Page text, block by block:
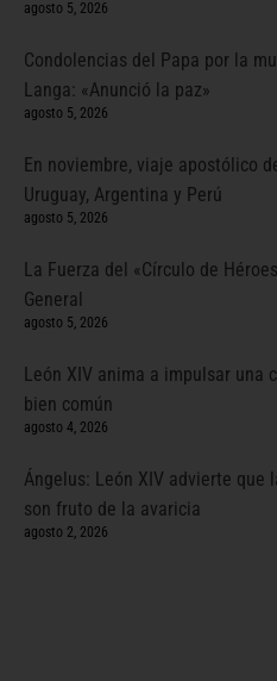
agosto 5, 2026
Condolencias del Papa por la
Langa: «Anunció la paz»
agosto 5, 2026
En noviembre, viaje apostólico
Uruguay, Argentina y Perú
agosto 5, 2026
La Fuerza del «Círculo de
General
agosto 5, 2026
León XIV anima a impulsar una
bien común
agosto 4, 2026
Ángelus: León XIV advierte que
son fruto de la avaricia
agosto 2, 2026